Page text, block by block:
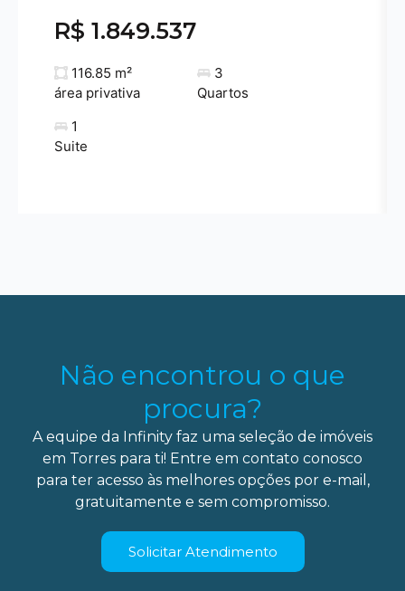
R$ 1.849.537
116.85 m²
área privativa
3
Quartos
1
Suite
Não encontrou o que
procura?
A equipe da Infinity faz uma seleção de imóveis
em Torres para ti! Entre em contato conosco
para ter acesso às melhores opções por e-mail,
gratuitamente e sem compromisso.
Solicitar Atendimento